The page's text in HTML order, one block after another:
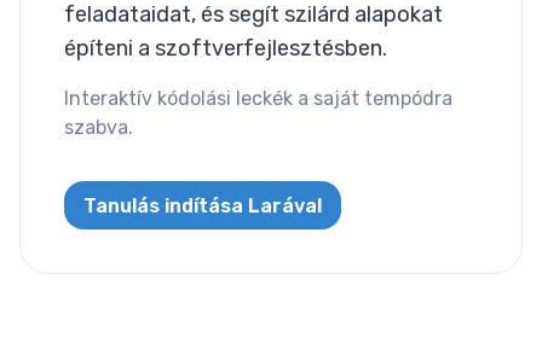
List Style
Miscallaneous
feladataidat, és segít szilárd alapokat
építeni a szoftverfejlesztésben.
Interaktív kódolási leckék a saját tempódra
szabva.
Tanulás indítása Larával